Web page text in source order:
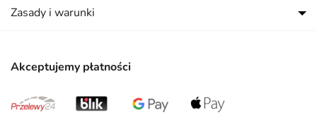
Akceptujemy płatności
Zasady i warunki